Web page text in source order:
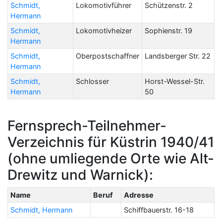
Schmidt,
Hermann
Lokomotivführer Schützenstr. 2
Schmidt,
Hermann
Lokomotivheizer Sophienstr. 19
Schmidt,
Hermann
Oberpostschaffner Landsberger Str. 22
Schmidt,
Hermann
Schlosser
Horst-Wessel-Str.
50
Fernsprech-Teilnehmer-
Verzeichnis für Küstrin 1940/41
(ohne umliegende Orte wie Alt-
Drewitz und Warnick):
Name Beruf
Adresse
Schmidt, Hermann
Schiffbauerstr. 16-18